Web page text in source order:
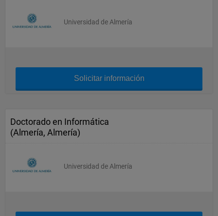
Universidad de Almería
Solicitar información
Doctorado en Informática
(Almería, Almería)
Universidad de Almería